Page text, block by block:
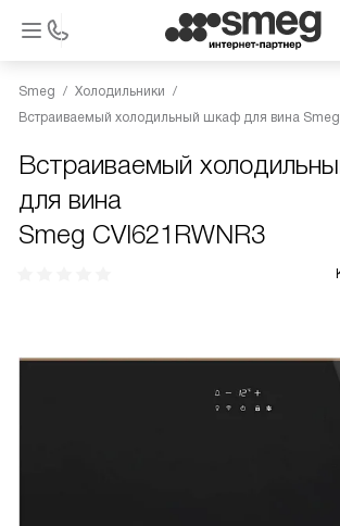
Smeg
Холодильники
Встраиваемый холодильный шкаф для вина Smeg
Встраиваемый
для вина
Smeg CVI621RWNR3